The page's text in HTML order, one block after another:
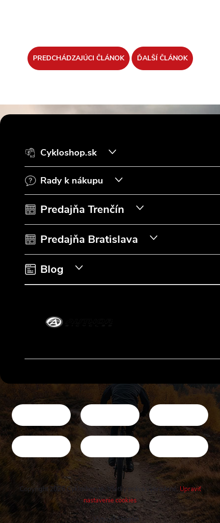
PREDCHÁDZAJÚCI ČLÁNOK ĎALŠÍ ČLÁNOK
Z
Cykloshop.sk
Rady k nákupu
Predajňa Trenčín
Predajňa Bratislava
Blog
Vytvoril Shoptet
Copyright 2026 Cykloshop.sk. Všetky práva vyhradené.Upraviť
nastavenie cookies